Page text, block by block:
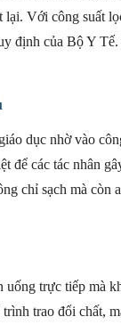
Với công suất
định của Bộ Y
dục nhờ vào
để các tác nhân
chỉ sạch mà còn
trực tiếp mà
trao đổi chất,